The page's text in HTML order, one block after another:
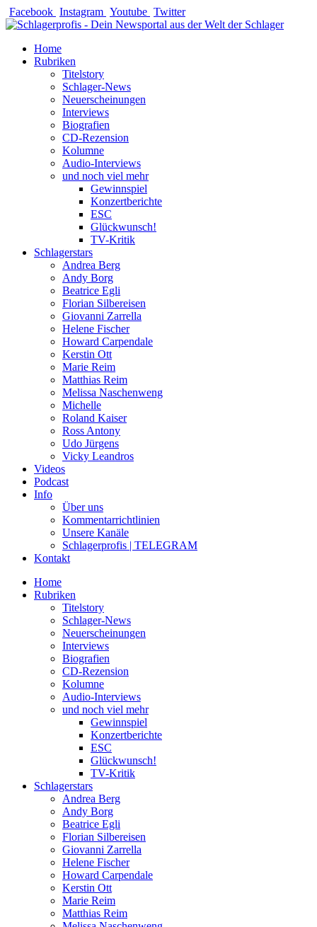
Zum
Inhalt
Facebook Instagram Youtube Twitter
Home
Rubriken
Titelstory
Schlager-News
Neuerscheinungen
Interviews
Biografien
CD-Rezension
Kolumne
Audio-Interviews
und noch viel mehr
Gewinnspiel
Konzertberichte
ESC
Glückwunsch!
TV-Kritik
Schlagerstars
Andrea Berg
Andy Borg
Beatrice Egli
Florian Silbereisen
Giovanni Zarrella
Helene Fischer
Howard Carpendale
Kerstin Ott
Marie Reim
Matthias Reim
Melissa Naschenweng
Michelle
Roland Kaiser
Ross Antony
Udo Jürgens
Vicky Leandros
Videos
Podcast
Info
Über uns
Kommentarrichtlinien
Unsere Kanäle
Schlagerprofis | TELEGRAM
Kontakt
Home
Rubriken
Titelstory
Schlager-News
Neuerscheinungen
Interviews
Biografien
CD-Rezension
Kolumne
Audio-Interviews
und noch viel mehr
Gewinnspiel
Konzertberichte
ESC
Glückwunsch!
TV-Kritik
Schlagerstars
Andrea Berg
Andy Borg
Beatrice Egli
Florian Silbereisen
Giovanni Zarrella
Helene Fischer
Howard Carpendale
Kerstin Ott
Marie Reim
Matthias Reim